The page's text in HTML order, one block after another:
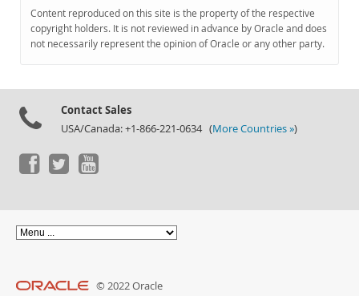
Content reproduced on this site is the property of the respective
copyright holders. It is not reviewed in advance by Oracle and does
not necessarily represent the opinion of Oracle or any other party.
Contact Sales
USA/Canada: +1-866-221-0634 (More Countries »)
© 2022 Oracle